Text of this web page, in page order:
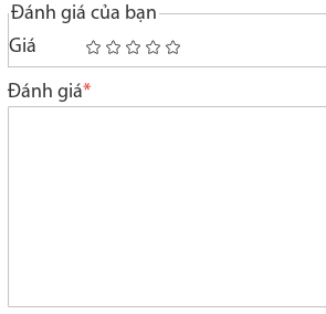
Đánh giá của bạn
Giá
1
star
2
stars
3
stars
4
stars
5
stars
Đánh giá